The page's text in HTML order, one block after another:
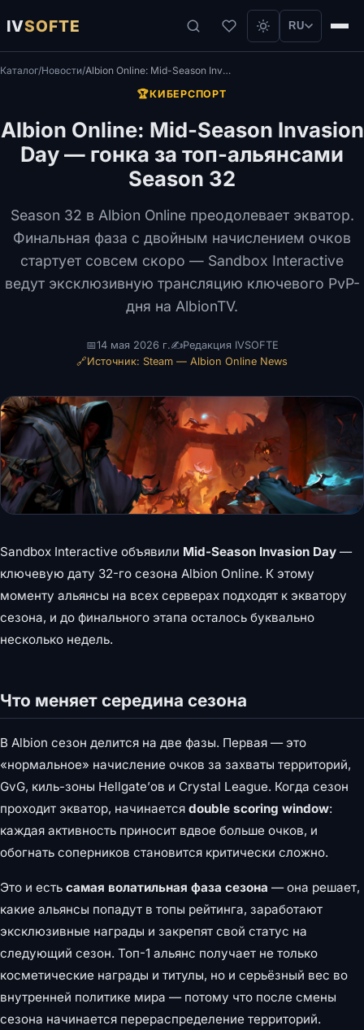
IVSOFTE RU
Каталог/Новости/
Albion Online: Mid-Season Invasion Day — гонка за топ-альянсами Season 32
🏆КИБЕРСПОРТ
Albion Online: Mid-Season Invasion
Day — гонка за топ-альянсами
Season 32
Season 32 в Albion Online преодолевает экватор.
Финальная фаза с двойным начислением очков
стартует совсем скоро — Sandbox Interactive
ведут эксклюзивную трансляцию ключевого PvP-
дня на AlbionTV.
📅14 мая 2026 г.✍️Редакция IVSOFTE
🔗Источник: Steam — Albion Online News
Sandbox Interactive объявили Mid-Season Invasion Day —
ключевую дату 32-го сезона Albion Online. К этому
моменту альянсы на всех серверах подходят к экватору
сезона, и до финального этапа осталось буквально
несколько недель.
Что меняет середина сезона
В Albion сезон делится на две фазы. Первая — это
«нормальное» начисление очков за захваты территорий,
GvG, киль-зоны Hellgate’ов и Crystal League. Когда сезон
проходит экватор, начинается double scoring window:
каждая активность приносит вдвое больше очков, и
обогнать соперников становится критически сложно.
Это и есть самая волатильная фаза сезона — она решает,
какие альянсы попадут в топы рейтинга, заработают
эксклюзивные награды и закрепят свой статус на
следующий сезон. Топ-1 альянс получает не только
косметические награды и титулы, но и серьёзный вес во
внутренней политике мира — потому что после смены
сезона начинается перераспределение территорий.